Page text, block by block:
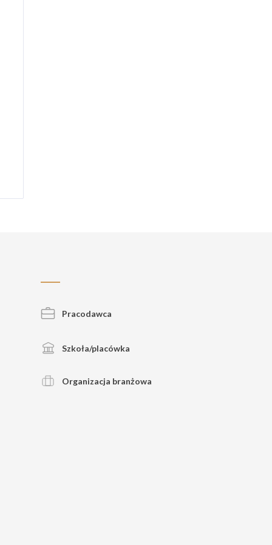
Pracodawca
Szkoła/placówka
Organizacja branżowa